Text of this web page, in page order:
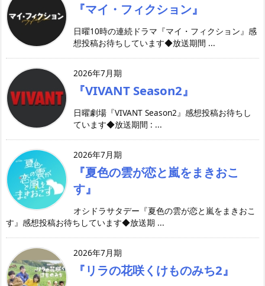
『マイ・フィクション』
日曜10時の連続ドラマ『マイ・フィクション』感
想投稿お待ちしています◆放送期間 ...
2026年7月期
『VIVANT Season2』
日曜劇場『VIVANT Season2』感想投稿お待ちし
ています◆放送期間 : ...
2026年7月期
『夏色の雲が恋と嵐をまきおこ
す』
オシドラサタデー『夏色の雲が恋と嵐をまきおこ
す』感想投稿お待ちしています◆放送期 ...
2026年7月期
『リラの花咲くけものみち2』